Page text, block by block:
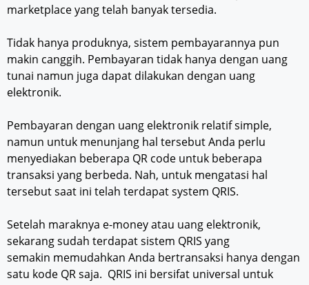
marketplace yang telah banyak tersedia.
Tidak hanya produknya, sistem pembayarannya pun
makin canggih. Pembayaran tidak hanya dengan uang
tunai namun juga dapat dilakukan dengan uang
elektronik.
Pembayaran dengan uang elektronik relatif simple,
namun untuk menunjang hal tersebut Anda perlu
menyediakan beberapa QR code untuk beberapa
transaksi yang berbeda. Nah, untuk mengatasi hal
tersebut saat ini telah terdapat system QRIS.
Setelah maraknya e-money atau uang elektronik,
sekarang sudah terdapat sistem QRIS yang
semakin memudahkan Anda bertransaksi hanya dengan
satu kode QR saja. QRIS ini bersifat universal untuk